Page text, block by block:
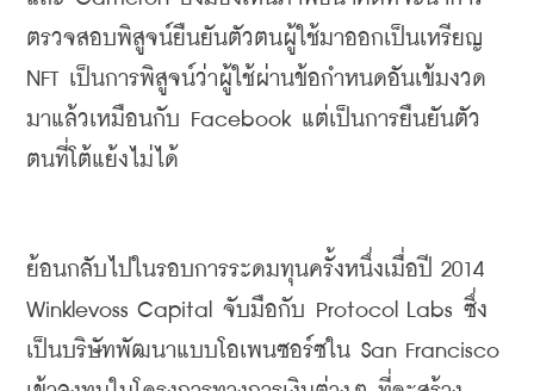
NFT เป็นการพิสูจน์ว่าผู้ใช้ผ่านข้อกำหนดอันเข้มงวด
มาแล้วเหมือนกับ Facebook แต่เป็นการยืนยันตัว
ตนที่โต้แย้งไม่ได้
Winklevoss Capital จับมือกับ Protocol Labs ซึ่ง
เป็นบริษัทพัฒนาแบบโอเพนซอร์ซ ใน